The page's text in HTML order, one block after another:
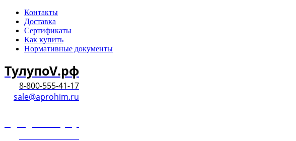
Контакты
Доставка
Сертификаты
Как купить
Нормативные документы
ТулупоV.рф
8-800-555-41-17
sale@aprohim.ru